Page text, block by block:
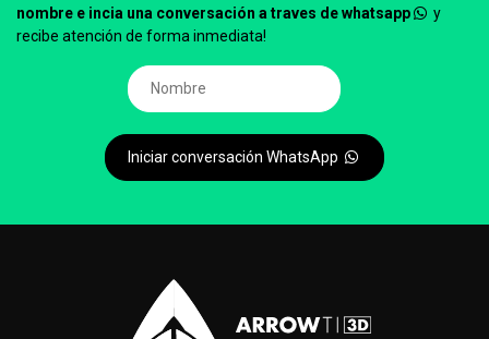
nombre e incia una conversación a traves de whatsapp
y
recibe atención de forma inmediata!
Iniciar conversación WhatsApp